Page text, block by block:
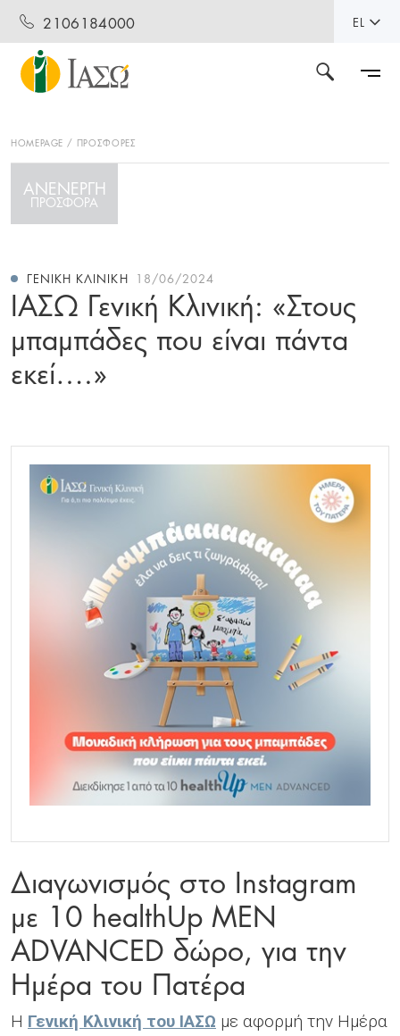
2106184000 EL
HOMEPAGE ΠΡΟΣΦΟΡΕΣ
ΑΝΕΝΕΡΓΗ
ΠΡΟΣΦΟΡΑ
ΓΕΝΙΚΉ ΚΛΙΝΙΚΉ 18/06/2024
ΙΑΣΩ Γενική Κλινική: «Στους
μπαμπάδες που είναι πάντα
εκεί….»
Διαγωνισμός στο Instagram
με 10 healthUp MEN
ADVANCED δώρο, για την
Ημέρα του Πατέρα
H Γενική Κλινική του ΙΑΣΩ με αφορμή την Ημέρα